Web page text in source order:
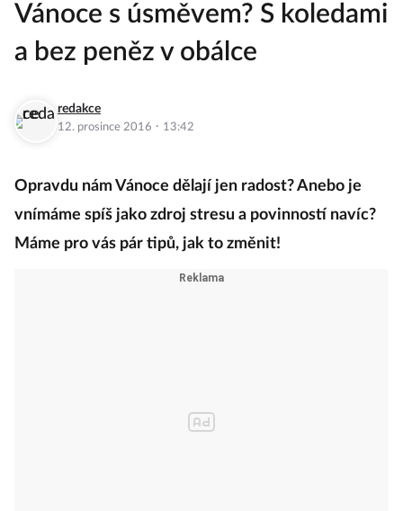
Vánoce s úsměvem? S koledami
a bez peněz v obálce
redakce
12. prosince 2016 · 13:42
Opravdu nám Vánoce dělají jen radost? Anebo je
vnímáme spíš jako zdroj stresu a povinností navíc?
Máme pro vás pár tipů, jak to změnit!